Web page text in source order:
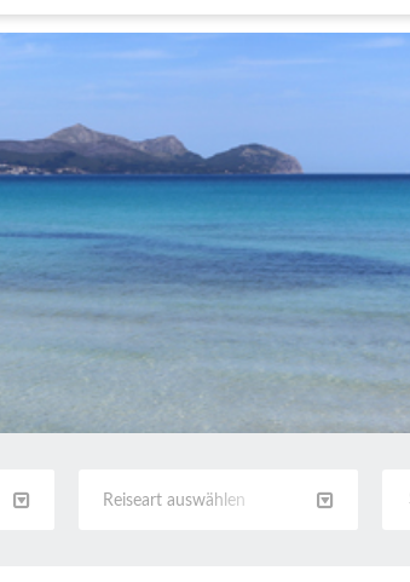
Reiseart auswählen